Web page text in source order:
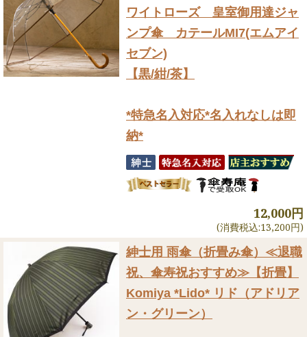
ワイトローズ 皇室御用達ジャ
ンプ傘 カテールMI7(エムアイ
セブン)
【黒/紺/茶】
*特急名入対応*名入れなしは即
納*
12,000円
(消費税込:13,200円)
紳士用 雨傘（折畳み傘） ≪退職
祝、傘寿祝おすすめ≫【折畳】
Komiya *Lido* リド（アドリア
ン・グリーン）